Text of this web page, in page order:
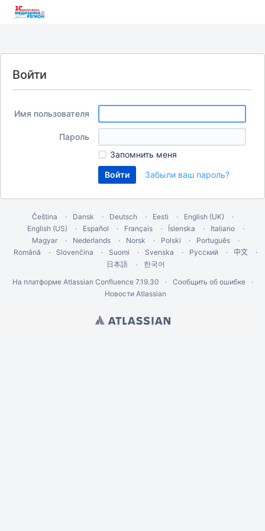
Войти
Имя пользователя
Пароль
Запомнить меня
Забыли ваш пароль?
Čeština Dansk Deutsch Eesti
English (UK)
English (US)
Español Français Íslenska
Italiano
Magyar
Nederlands Norsk Polski
Português
Română
Slovenčina Suomi Svenska Русский 中文
日本語
한국어
На платформе Atlassian Confluence 7.19.30
Сообщить об ошибке
Новости Atlassian